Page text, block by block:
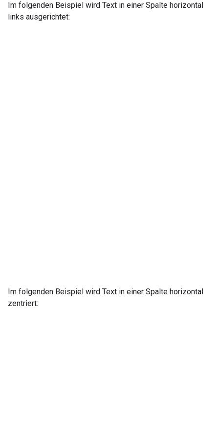
Im folgenden Beispiel wird Text in einer Spalte horizontal
links ausgerichtet:
Im folgenden Beispiel wird Text in einer Spalte horizontal
zentriert: